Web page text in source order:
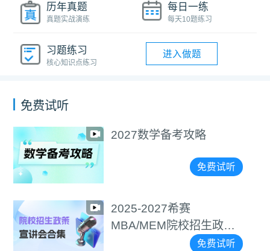
历年真题
真题实战演练
每日一练
每天10题练习
习题练习
核心知识点练习
进入做题
免费试听
2027数学备考攻略
免费试听
2025-2027希赛
MBA/MEM院校招生政策
免费试听